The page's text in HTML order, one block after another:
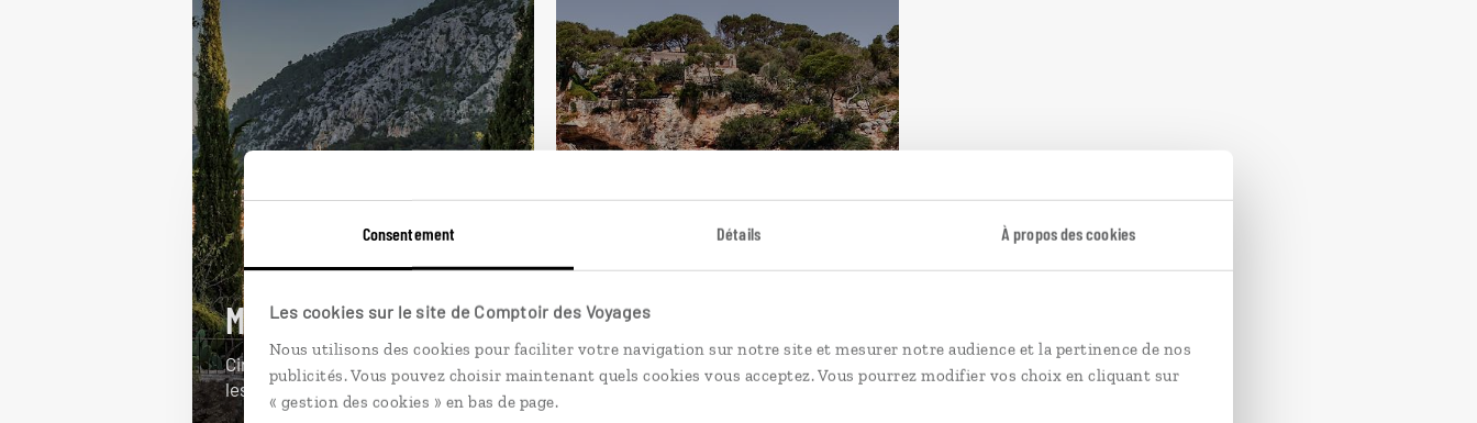
Consentement Détails À propos des cookies
Les cookies sur le site de Comptoir des Voyages
Nous utilisons des cookies pour faciliter votre navigation sur notre site et mesurer notre audience et la pertinence de nos
publicités. Vous pouvez choisir maintenant quels cookies vous acceptez. Vous pourrez modifier vos choix en cliquant sur
« gestion des cookies » en bas de page.
Mallorca secrète
Circuit autotour à Majorque, dans
les Baléares : Orient et Llevant.
1,2,3 soleil !
Circuit autotour famille aux
Baléares : Majorque et Minorque.